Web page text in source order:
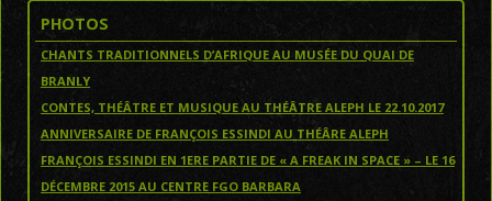
PHOTOS
CHANTS TRADITIONNELS D’AFRIQUE AU MUSÉE DU QUAI DE
BRANLY
CONTES, THÉÂTRE ET MUSIQUE AU THÉÂTRE ALEPH LE 22.10.2017
ANNIVERSAIRE DE FRANÇOIS ESSINDI AU THÉÂRE ALEPH
FRANÇOIS ESSINDI EN 1ERE PARTIE DE « A FREAK IN SPACE » – LE 16
DÉCEMBRE 2015 AU CENTRE FGO BARBARA